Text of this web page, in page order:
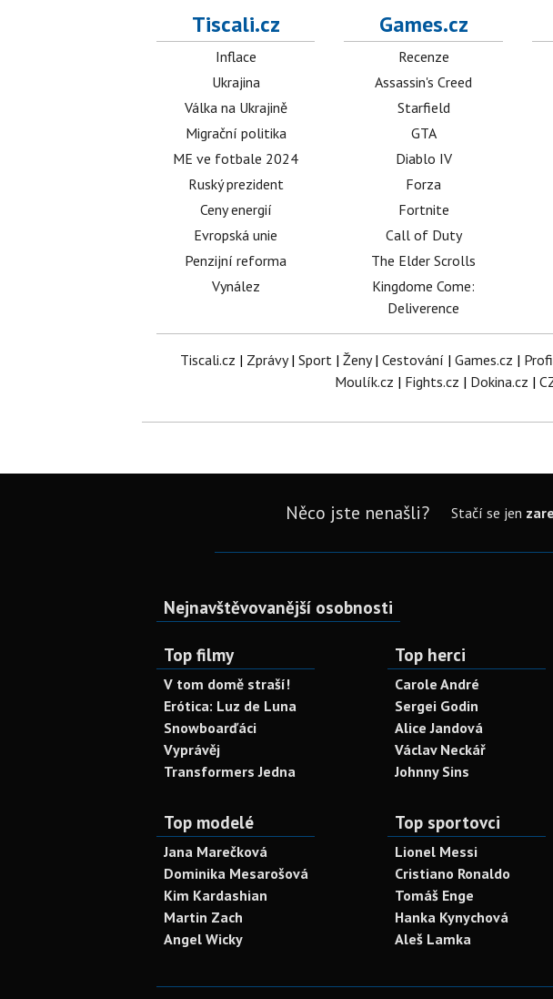
Tiscali.cz
Inflace
Ukrajina
Válka na Ukrajině
Migrační politika
ME ve fotbale 2024
Ruský prezident
Ceny energií
Evropská unie
Penzijní reforma
Vynález
Games.cz
Recenze
Assassin's Creed
Starfield
GTA
Diablo IV
Forza
Fortnite
Call of Duty
The Elder Scrolls
Kingdome Come:
Deliverence
Tiscali.cz | Zprávy| Sport| Ženy| Cestování | Games.cz |
Moulík.cz | Fights.cz | Dokina.cz |
Něco jste nenašli? Stačí se jen
Nejnavštěvovanější osobnosti
Top filmy
V tom domě straší!
Erótica: Luz de Luna
Snowboarďáci
Vyprávěj
Transformers Jedna
Top herci
Carole André
Sergei Godin
Alice Jandová
Václav Neckář
Johnny Sins
Top modelé
Jana Marečková
Dominika Mesarošová
Kim Kardashian
Martin Zach
Angel Wicky
Top sportovci
Lionel Messi
Cristiano Ronaldo
Tomáš Enge
Hanka Kynychová
Aleš Lamka